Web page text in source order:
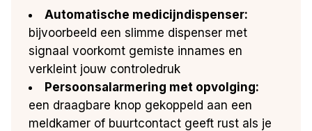
Automatische medicijndispenser:
bijvoorbeeld een slimme dispenser met
signaal voorkomt gemiste innames en
verkleint jouw controledruk
Persoonsalarmering met opvolging:
een draagbare knop gekoppeld aan een
meldkamer of buurtcontact geeft rust als je